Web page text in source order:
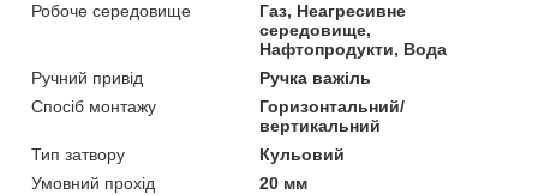
Робоче середовище
Газ, Неагресивне
середовище,
Нафтопродукти, Вода
Ручний привід
Ручка важіль
Спосіб монтажу
Горизонтальний/
вертикальний
Тип затвору
Кульовий
Умовний прохід
20 мм